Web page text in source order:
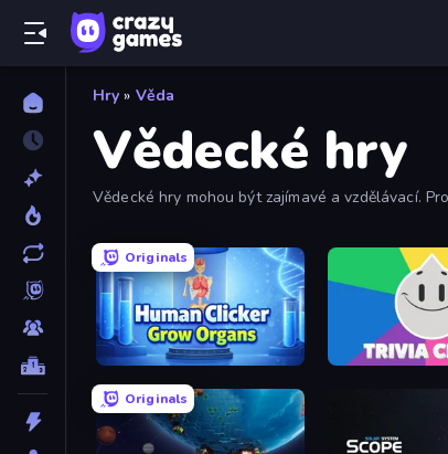
Hry » Věda
Vědecké hry
Vědecké hry mohou být zajímavé a vzdělávací.
Originals
Human Clicker: Grow Organs Trivia Crack
Originals